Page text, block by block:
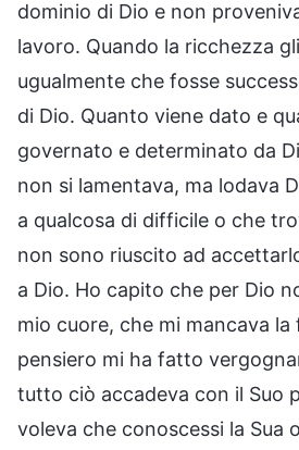
dominio di Dio e non
lavoro. Quando la ricchezza
ugualmente che fosse
di Dio. Quanto viene dato e
governato e determinato da
non si lamentava, ma lodava
a qualcosa di difficile o che
non sono riuscito ad
a Dio. Ho capito che per Dio
mio cuore, che mi mancava la
pensiero mi ha fatto
tutto ciò accadeva con il Suo
voleva che conoscessi la Sua